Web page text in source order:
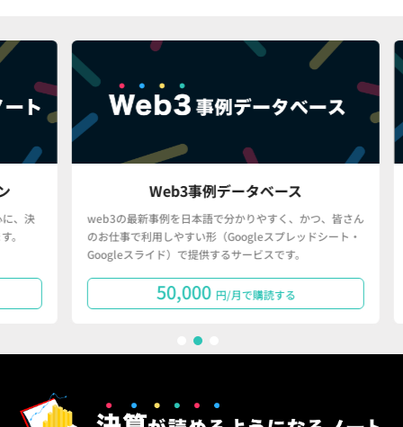
Web3事例データベース
web3の最新事例を日本語で分かりやすく、かつ、皆さん
のお仕事で利用しやすい形（Googleスプレッドシート・
Googleスライド）で提供するサービスです。
50,000 円/月で購読する